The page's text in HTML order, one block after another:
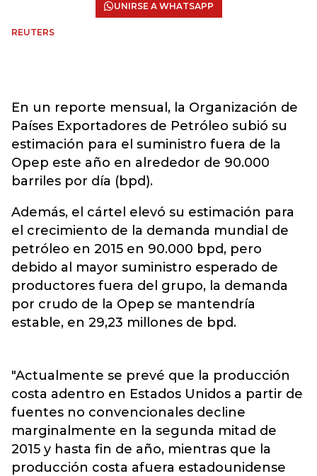
UNIRSE A WHATSAPP
REUTERS
En un reporte mensual, la Organización de
Países Exportadores de Petróleo subió su
estimación para el suministro fuera de la
Opep este año en alrededor de 90.000
barriles por día (bpd).
Además, el cártel elevó su estimación para
el crecimiento de la demanda mundial de
petróleo en 2015 en 90.000 bpd, pero
debido al mayor suministro esperado de
productores fuera del grupo, la demanda
por crudo de la Opep se mantendría
estable, en 29,23 millones de bpd.
"Actualmente se prevé que la producción
costa adentro en Estados Unidos a partir de
fuentes no convencionales decline
marginalmente en la segunda mitad de
2015 y hasta fin de año, mientras que la
producción costa afuera estadounidense